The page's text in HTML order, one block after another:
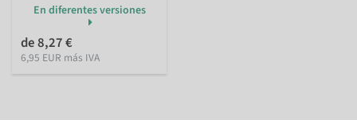
En diferentes versiones
de 8,27 €
6,95 EUR más IVA